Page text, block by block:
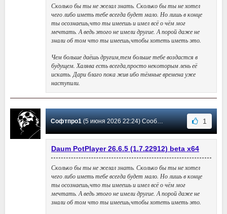
Сколько бы ты не желал знать. Сколько бы ты не хотел
чего либо иметь тебе всегда будет мало. Но лишь в конце
ты осознаешь,что ты имеешь и имел всё о чём мог
мечтать. А ведь этого не имели другие. А порой даже не
знали об том что ты имеешь,чтобы хотеть иметь это.
Чем больше даёшь другим,тем больше тебе воздастся в
будущем. Халява есть всегда,просто некоторым лень её
искать. Дари благо пока жив ибо тёмные времена уже
наступили.
Софтпро1(5 июня 2026 22:24) Сообщение #5728 1
Daum PotPlayer 26.6.5 (1.7.22912) beta х64
Сколько бы ты не желал знать. Сколько бы ты не хотел
чего либо иметь тебе всегда будет мало. Но лишь в конце
ты осознаешь,что ты имеешь и имел всё о чём мог
мечтать. А ведь этого не имели другие. А порой даже не
знали об том что ты имеешь,чтобы хотеть иметь это.